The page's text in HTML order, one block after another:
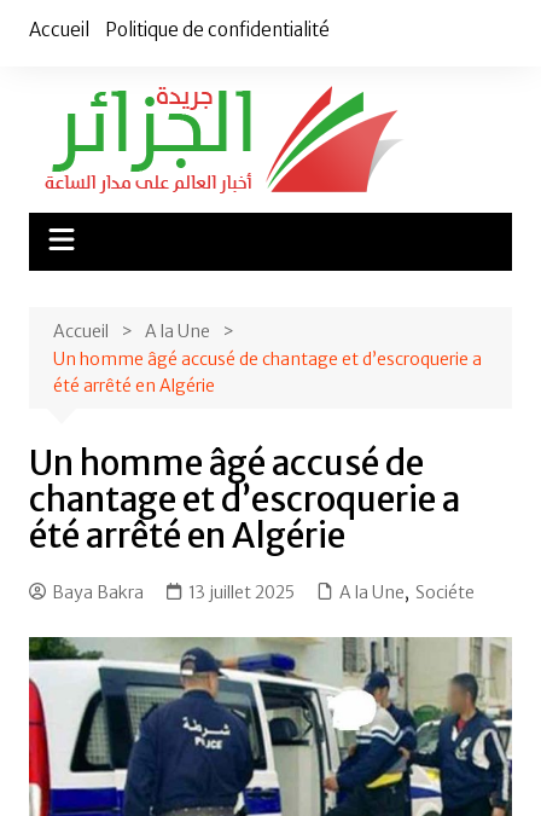
Accueil Politique de confidentialité
Accueil
A la Une
Un homme âgé accusé de chantage et d’escroquerie a
été arrêté en Algérie
Un homme âgé accusé de
chantage et d’escroquerie a
été arrêté en Algérie
Baya Bakra 13 juillet 2025 A la Une, Sociéte